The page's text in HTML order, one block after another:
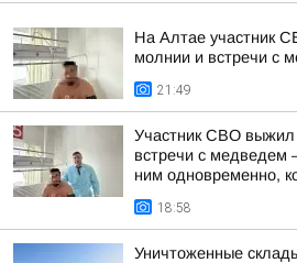
На Алтае участник
молнии и встречи с
21:49
Участник СВО выжил
встречи с медведем
ним одновременно,
18:58
Уничтоженные